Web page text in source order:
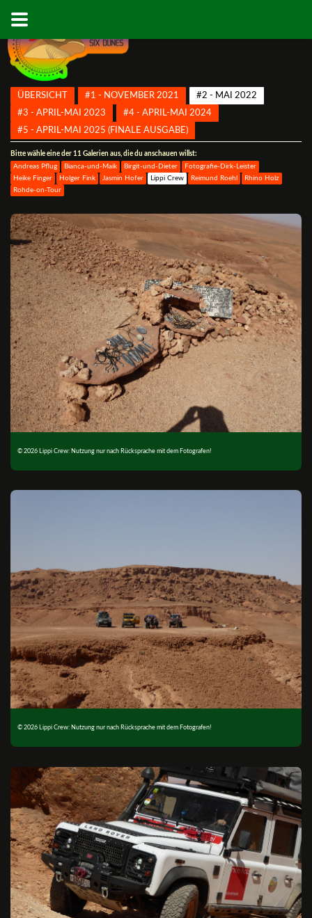
ÜBERSICHT #1 - NOVEMBER 2021 #2 - MAI 2022
#3 - APRIL-MAI 2023 #4 - APRIL-MAI 2024
#5 - APRIL-MAI 2025 (FINALE AUSGABE)
Bitte wähle eine der 11 Galerien aus, die du anschauen willst:
Andreas Pflug
Bianca-und-Maik Birgit-und-Dieter
Fotografie-Dirk-Leister
Heike Finger
Holger Fink Jasmin Hofer Lippi Crew Reimund Roehl
Rhino Holz
Rohde-on-Tour
© 2026 Lippi Crew: Nutzung nur nach Rücksprache mit dem Fotografen!
© 2026 Lippi Crew: Nutzung nur nach Rücksprache mit dem Fotografen!